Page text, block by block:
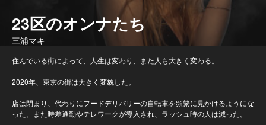
23区のオンナたち
三浦マキ
住んでいる街によって、人生は変わり、また人も大きく変わる。
2020年、東京の街は大きく変貌した。
店は閉まり、代わりにフードデリバリーの自転車を頻繁に見かけるようにな
った。また時差通勤やテレワークが導入され、ラッシュ時の人は減った。